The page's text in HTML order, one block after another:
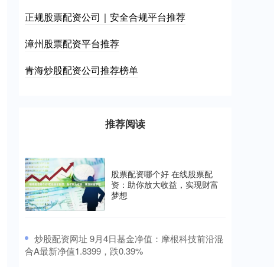
正规股票配资公司｜安全合规平台推荐
漳州股票配资平台推荐
青海炒股配资公司推荐榜单
推荐阅读
股票配资哪个好 在线股票配
资：助你放大收益，实现财富
梦想
​炒股配资网址 9月4日基金净值：摩根科技前沿混
合A最新净值1.8399，跌0.39%